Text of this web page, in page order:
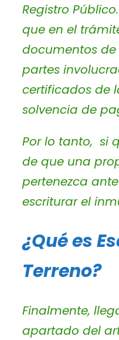
Registro
que en el
documentos
partes
certificados de
solvencia de
Por lo tanto, si
de que una
pertenezca
escriturar el
¿Qué es
Terreno?
Finalmente,
apartado del